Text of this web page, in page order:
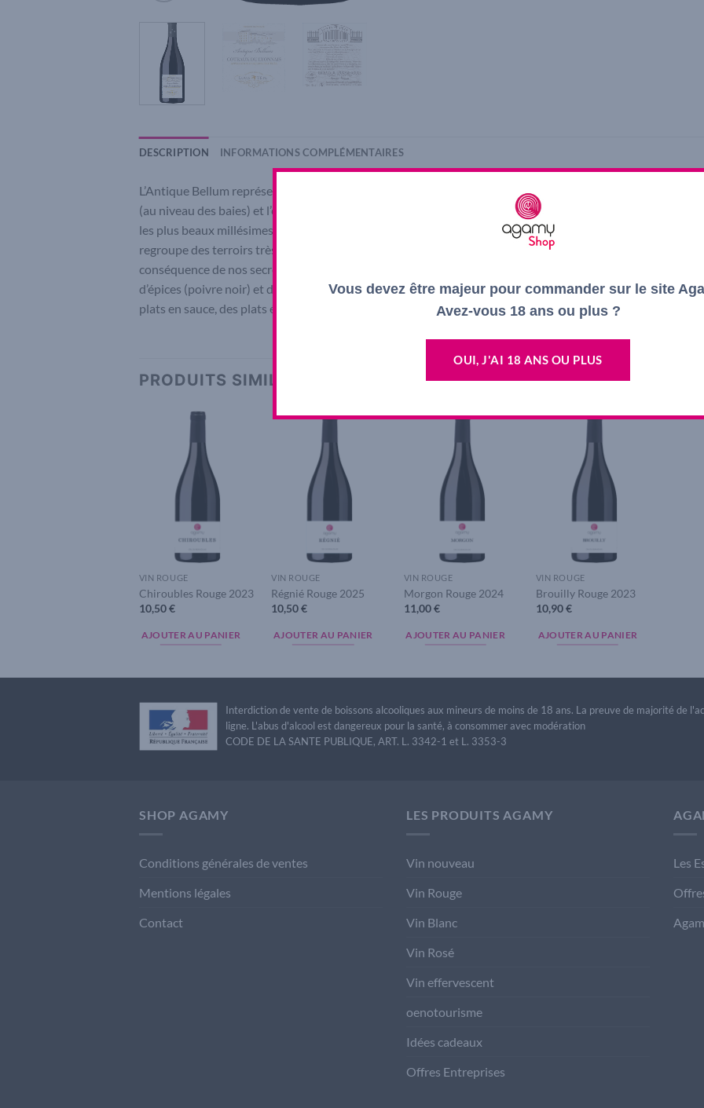
DESCRIPTION INFORMATIONS COMPLÉMENTAIRES
L’Antique Bellum représente « la Crème » et l’Extrême de l’appellation. Il figure un challenge agro-
(au niveau des baies) et l’extraction (au niveau vinification) à son paroxysme.Produit sur un micro-terroir
les plus beaux millésimes, l’Antique Bellum est définitivement un vin rare avec un tirage limité à 2000
regroupe des terroirs très variés afin d’obtenir le plus de richesse et de complexité. La délimitation
conséquence de nos secrets de fabrication.La robe présente un beau rouge sombre et profond. Le nez se
d’épices (poivre noir) et de réglisse. L’attaque en bouche est marquée par des tanins fins et parfaitement
plats en sauce, des plats épicé ou encore du fromage.
PRODUITS SIMILAIRES
VIN ROUGE
Chiroubles Rouge 2023
10,50€
AJOUTER AU PANIER
VIN ROUGE
Régnié Rouge 2025
10,50€
AJOUTER AU PANIER
VIN ROUGE
Morgon Rouge 2024
11,00€
AJOUTER AU PANIER
VIN ROUGE
Brouilly Rouge 2023
10,90€
AJOUTER AU PANIER
Interdiction de vente de boissons alcooliques aux mineurs de moins de 18 ans. La preuve de majorité de
ligne. L'abus d'alcool est dangereux pour la santé, à consommer avec modération
CODE DE LA SANTE PUBLIQUE, ART. L. 3342-1 et L. 3353-3
SHOP AGAMY
Conditions générales de ventes
Mentions légales
Contact
LES PRODUITS AGAMY
Vin nouveau
Vin Rouge
Vin Blanc
Vin Rosé
Vin effervescent
oenotourisme
Idées cadeaux
Offres Entreprises
Les
Vous devez être majeur pour commander sur le site
Avez-vous 18 ans ou plus ?
OUI, J'AI 18 ANS OU PLUS